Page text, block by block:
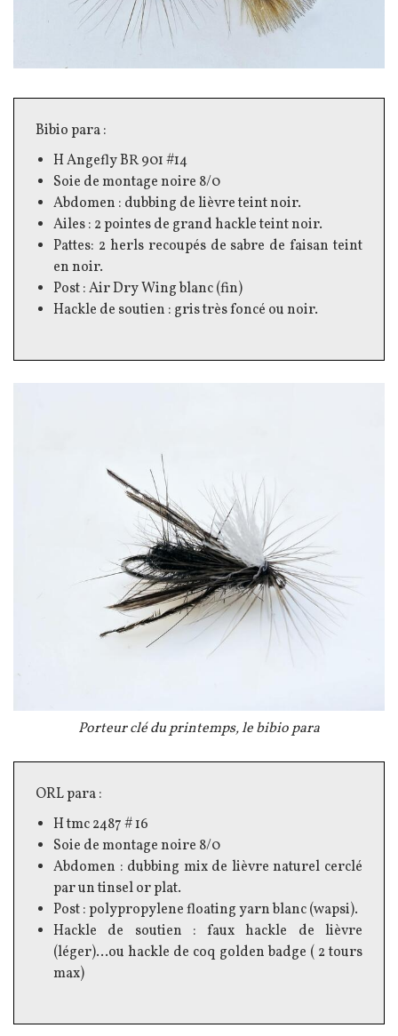
Texte
Bibio para :
H Angefly BR 901 #14
Soie de montage noire 8/0
Abdomen : dubbing de lièvre teint noir.
Ailes : 2 pointes de grand hackle teint noir.
Pattes: 2 herls recoupés de sabre de faisan teint
en noir.
Post : Air Dry Wing blanc (fin)
Hackle de soutien : gris très foncé ou noir.
Porteur clé du printemps, le bibio para
Texte
ORL para :
H tmc 2487 # 16
Soie de montage noire 8/0
Abdomen : dubbing mix de lièvre naturel cerclé
par un tinsel or plat.
Post : polypropylene floating yarn blanc (wapsi).
Hackle de soutien : faux hackle de lièvre
(léger)...ou hackle de coq golden badge ( 2 tours
max)